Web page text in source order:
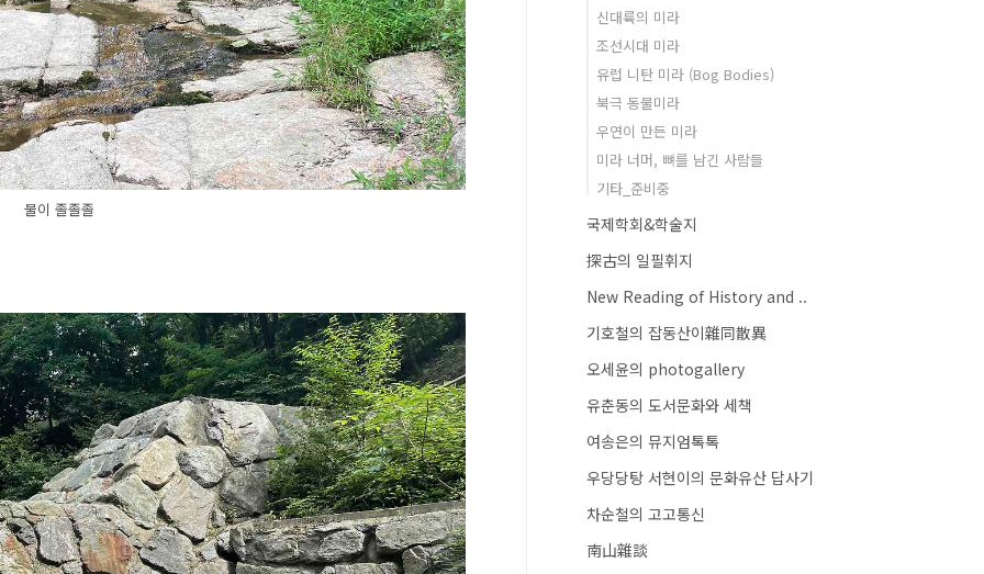
물이 졸졸졸
신대륙의 미라
조선시대 미라
유럽 니탄 미라 (Bog Bodies)
북극 동물미라
우연이 만든 미라
미라 너머, 뼈를 남긴 사람들
기타_준비중
국제학회&학술지
探古의 일필휘지
New Reading of History and ..
기호철의 잡동산이雜同散異
오세윤의 photogallery
유춘동의 도서문화와 세책
여송은의 뮤지엄톡톡
우당당탕 서현이의 문화유산 답사기
차순철의 고고통신
南山雜談